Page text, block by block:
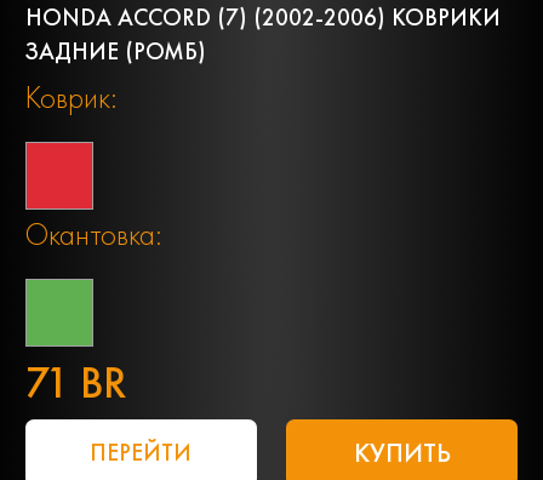
HONDA ACCORD (7) (2002-2006) КОВРИКИ
ЗАДНИЕ (РОМБ)
Коврик:
Окантовка:
71 BR
ПЕРЕЙТИ КУПИТЬ